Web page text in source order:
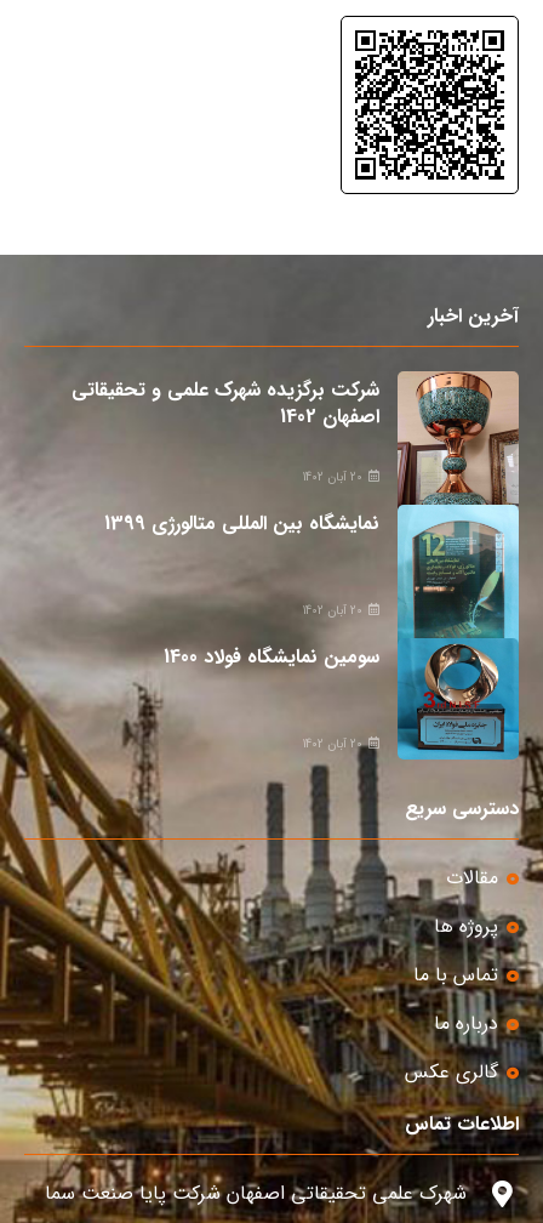
آخرین اخبار
شرکت برگزیده شهرک علمی و تحقیقاتی
اصفهان 1402
20 آبان 1402
نمایشگاه بین المللی متالورژی 1399
20 آبان 1402
سومین نمایشگاه فولاد 1400
20 آبان 1402
دسترسی سریع
مقالات
پروژه ها
تماس با ما
درباره ما
گالری عکس
اطلاعات تماس
شهرک علمی تحقیقاتی اصفهان شرکت پایا صنعت سما